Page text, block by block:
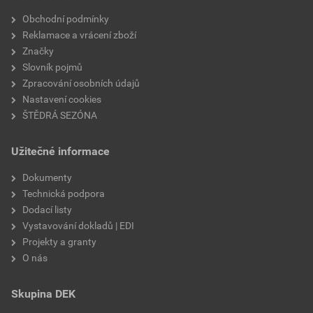
Velikost
faktor difuzního odporu
materiálová báze
Obchodní podmínky
Reklamace a vrácení zboží
Značky
Slovník pojmů
Zpracování osobních údajů
Nastavení cookies
ŠTĚDRÁ SEZÓNA
Užitečné informace
Dokumenty
Technická podpora
Dodací listy
Vystavování dokladů | EDI
Projekty a granty
O nás
Skupina DEK